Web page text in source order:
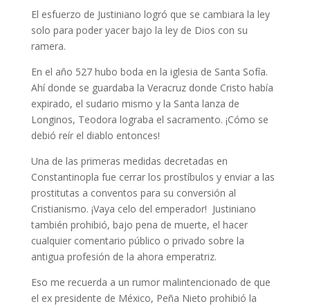
El esfuerzo de Justiniano logró que se cambiara la ley
solo para poder yacer bajo la ley de Dios con su
ramera.
En el año 527 hubo boda en la iglesia de Santa Sofía.
Ahí donde se guardaba la Veracruz donde Cristo había
expirado, el sudario mismo y la Santa lanza de
Longinos, Teodora lograba el sacramento. ¡Cómo se
debió reír el diablo entonces!
Una de las primeras medidas decretadas en
Constantinopla fue cerrar los prostíbulos y enviar a las
prostitutas a conventos para su conversión al
Cristianismo. ¡Vaya celo del emperador! Justiniano
también prohibió, bajo pena de muerte, el hacer
cualquier comentario público o privado sobre la
antigua profesión de la ahora emperatriz.
Eso me recuerda a un rumor malintencionado de que
el ex presidente de México, Peña Nieto prohibió la